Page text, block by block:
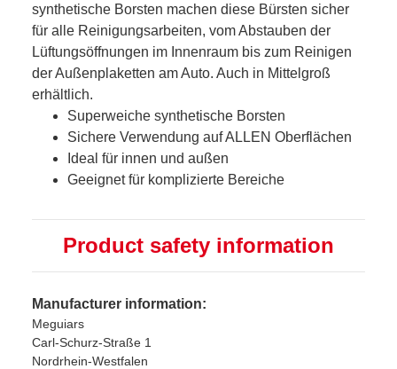
synthetische Borsten machen diese Bürsten sicher
für alle Reinigungsarbeiten, vom Abstauben der
Lüftungsöffnungen im Innenraum bis zum Reinigen
der Außenplaketten am Auto. Auch in Mittelgroß
erhältlich.
Superweiche synthetische Borsten
Sichere Verwendung auf ALLEN Oberflächen
Ideal für innen und außen
Geeignet für komplizierte Bereiche
Product safety information
Manufacturer information:
Meguiars
Carl-Schurz-Straße 1
Nordrhein-Westfalen